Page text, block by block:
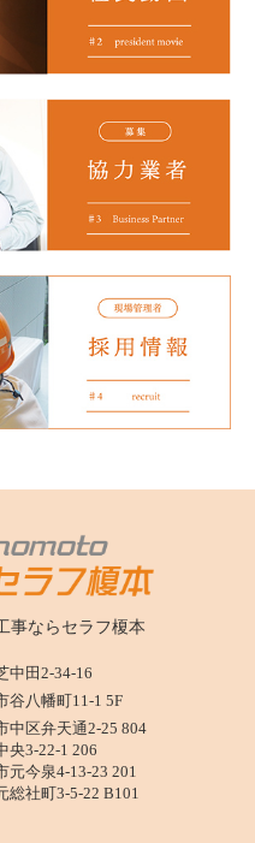
事なら セラフ榎本
中田2-34-16
谷八幡町11-1 5F
中区弁天通2-25 804
央3-22-1 206
元今泉4-13-23 201
総社町3-5-22 B101